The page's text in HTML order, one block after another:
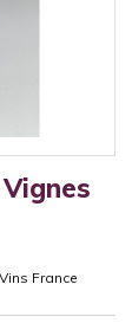
France